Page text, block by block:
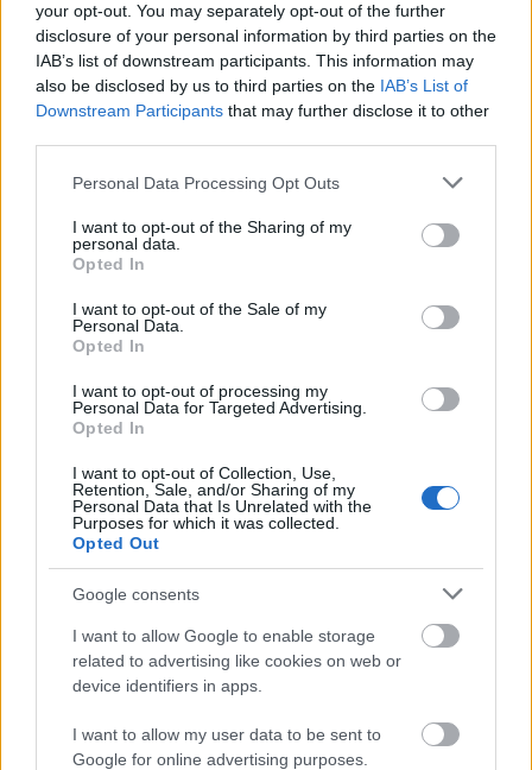
your opt-out. You may separately opt-out of the further
disclosure of your personal information by third parties on the
IAB’s list of downstream participants. This information may
also be disclosed by us to third parties on the IAB’s List of
Downstream Participants that may further disclose it to other
Please note that this website/app uses one or more Google
not limited to your visit or usage behaviour. You may click to
grant or deny consent to Google and its third-party tags to
use your data for below specified purposes in below Google
consent section.
Personal Data Processing Opt Outs
I want to opt-out of the Sharing of my
personal data.
Opted In
I want to opt-out of the Sale of my
Personal Data.
Opted In
I want to opt-out of processing my
Personal Data for Targeted Advertising.
Opted In
I want to opt-out of Collection, Use,
Retention, Sale, and/or Sharing of my
Personal Data that Is Unrelated with the
Purposes for which it was collected.
Opted Out
Google consents
I want to allow Google to enable storage
related to advertising like cookies on web or
device identifiers in apps.
I want to allow my user data to be sent to
Google for online advertising purposes.
Az egyik legsikeresebb olimpiai sportág szülői –
anyagi – támogatása azonban nem olcsó mulatság.
(Nem bontjuk külön a víváson belüli szakágakat –
kard, tőr, párbajtőr -, általánosságban számolunk.)
felszerelés és csak ugrálókötélre kell befektetni, de
ekkor spórolni. Alulról kezdjük az öltöztetést, a
vívócipők igen széles skálán mozognak, hiszen
érő vívó zoknik is2000 Ftkörül kaphatóak. A
kesztyűk mérettől és anyagtól függően öt és tízezer
A ruhák közül a gyerekek számára megfelelő 350 N-
os gyakorló plasztron (felsőrész) és nadrág, amely
alkalmas edzésre és hazai versenyekre is, összesen
20 000 forintba kerül. A legdrágább dolgot, a
sisakot hagytuk a végére. Ezek alaphangon 18-
20 000 forintnál kezdődnek. A fegyverekre már ki
sem térünk, hiszen ha elkezd vívni a gyerek, először
még úgysem kap a kezébe versenyeken is
használatos kardot vagy párbajtört.
Emellett természetesen számos kiegészítőt is
vehetünk a gyereknek – hónaljvédő, sarokvédő stb. –
és akkor már csak a tagdíj maradt hátra, ami a
Vasasnál például havi 9000 forint, és ezért heti